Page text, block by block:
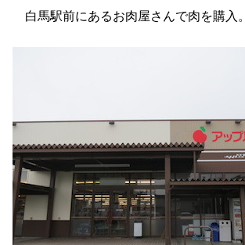
白馬駅前にあるお肉屋さんで肉を購入。